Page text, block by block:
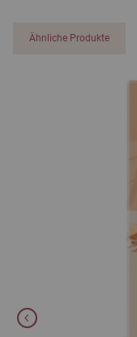
Ähnliche Produkte